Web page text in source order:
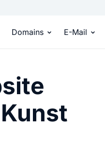
Domains
Top Level
Über 950
E-Mail